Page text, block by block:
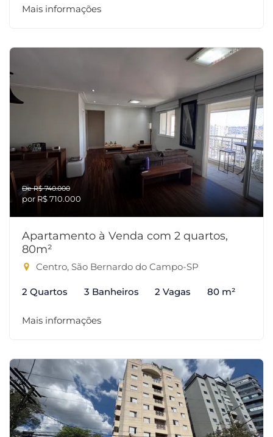
Mais informações
De R$ 740.000
por R$ 710.000
Apartamento à Venda com 2 quartos,
80m²
Centro, São Bernardo do Campo-SP
2 Quartos 3 Banheiros 2 Vagas 80 m²
Mais informações